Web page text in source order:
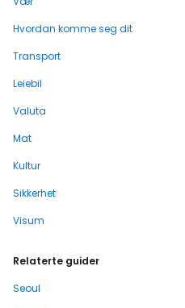
Hvordan komme seg dit
Transport
Leiebil
Valuta
Mat
Kultur
Sikkerhet
Visum
Relaterte guider
Seoul